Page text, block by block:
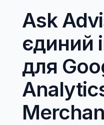
Ask
єдиний
для